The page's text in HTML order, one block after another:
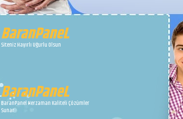
BaranPaneL
Siteniz Hayırlı Uğurlu Olsun
BaranPaneL
BaranPanel Herzaman Kaliteli Çözümler
Sunar